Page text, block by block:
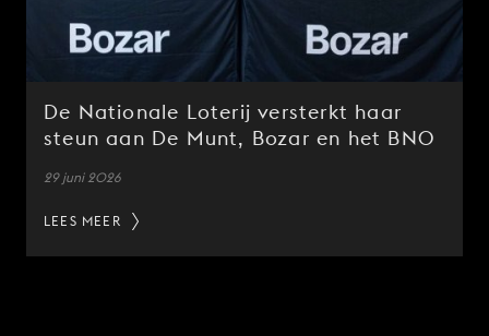
De Nationale Loterij versterkt haar
steun aan De Munt, Bozar en het BNO
29 juni 2026
LEES MEER